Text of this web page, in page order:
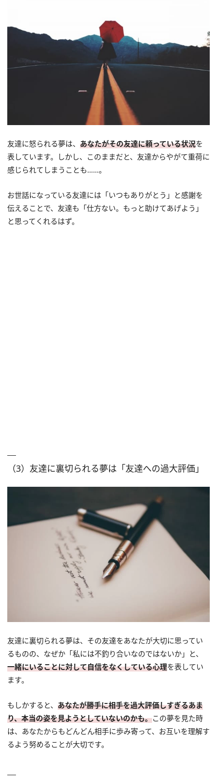
友達に怒られる夢は、 あなたがその友達に頼っている状況を
表しています。しかし、このままだと、友達からやがて重荷に
感じられてしまうことも……。
お世話になっている友達には「いつもありがとう」と感謝を
伝えることで、友達も「仕方ない。もっと助けてあげよう」
と思ってくれるはず。
（3）友達に裏切られる夢は「友達への過大評価」
友達に裏切られる夢は、その友達をあなたが大切に思ってい
るものの、なぜか「私には不釣り合いなのではないか」と、
一緒にいることに対して自信をなくしている心理を表してい
ます。
もしかすると、 あなたが勝手に相手を過大評価しすぎるあま
り、本当の姿を見ようとしていないのかも。この夢を見た時
は、あなたからもどんどん相手に歩み寄って、お互いを理解す
るよう努めることが大切です。